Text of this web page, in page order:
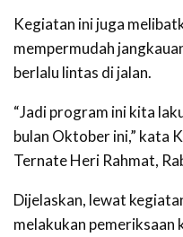
Kegiatan ini juga
mempermudah
berlalu lintas di jalan.
“Jadi program ini kita
bulan Oktober ini,” kata
Ternate Heri Rahmat,
Dijelaskan, lewat
melakukan pemeriksaan